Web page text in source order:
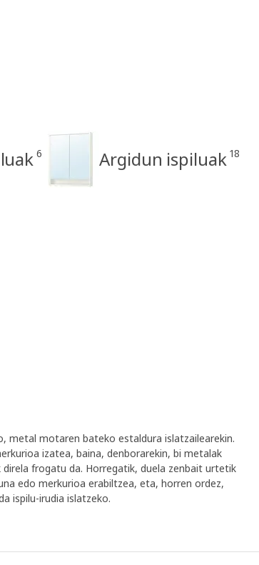
6 Argidun ispiluak 18
metal motaren bateko estaldura islatzailearekin.
izatea, baina, denborarekin, bi metalak
frogatu da. Horregatik, duela zenbait urtetik
edo merkurioa erabiltzea, eta, horren ordez,
ispilu-irudia islatzeko.